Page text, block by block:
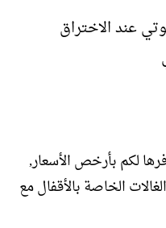
عند الاختراق
لكم بأرخص الأسعار,
الخاصة بالأقفال مع